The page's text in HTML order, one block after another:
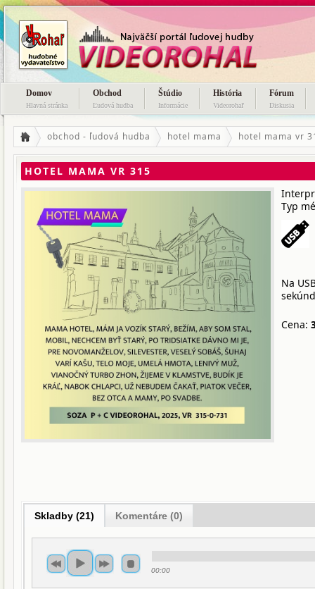
Domov
Hlavná stránka
Obchod
Ľudová hudba
Štúdio
Informácie
História
Videorohaľ
Fórum
Diskusia
obchod - ľudová hudba hotel mama hotel mama vr
HOTEL MAMA VR 315
Typ
Na
Cena:
Skladby (21) Komentáre (0)
00:00